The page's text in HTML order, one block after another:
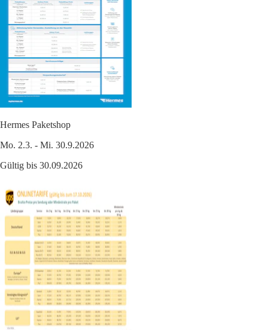
Hermes Paketshop
Mo. 2.3. - Mi. 30.9.2026
Gültig bis 30.09.2026